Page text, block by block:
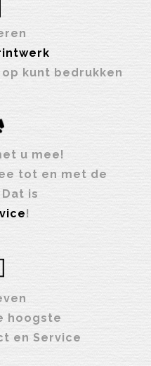
kunt bedrukken
u mee!
tot en met de
is
!
hoogste
en Service